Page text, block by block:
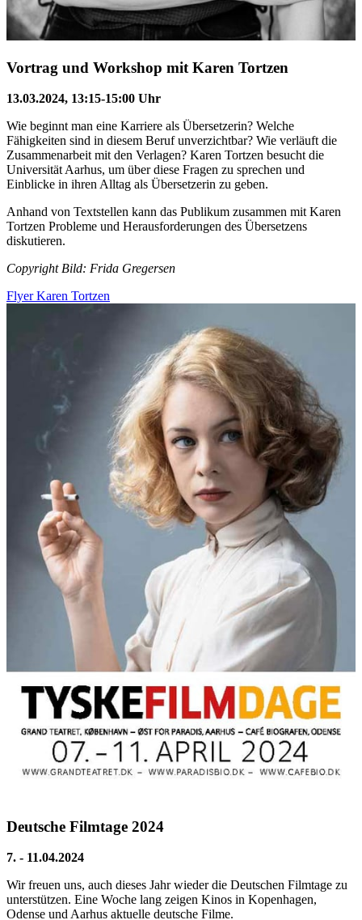
Vortrag und Workshop mit Karen Tortzen
13.03.2024, 13:15-15:00 Uhr
Wie beginnt man eine Karriere als Übersetzerin? Welche
Fähigkeiten sind in diesem Beruf unverzichtbar? Wie verläuft die
Zusammenarbeit mit den Verlagen? Karen Tortzen besucht die
Universität Aarhus, um über diese Fragen zu sprechen und
Einblicke in ihren Alltag als Übersetzerin zu geben.
Anhand von Textstellen kann das Publikum zusammen mit Karen
Tortzen Probleme und Herausforderungen des Übersetzens
diskutieren.
Copyright Bild: Frida Gregersen
Flyer Karen Tortzen
Deutsche Filmtage 2024
7. - 11.04.2024
Wir freuen uns, auch dieses Jahr wieder die Deutschen Filmtage zu
unterstützen. Eine Woche lang zeigen Kinos in Kopenhagen,
Odense und Aarhus aktuelle deutsche Filme.